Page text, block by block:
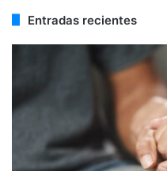
Entradas recientes